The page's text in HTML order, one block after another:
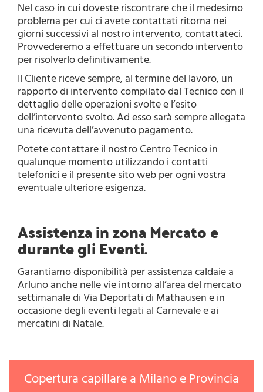
Nel caso in cui doveste riscontrare che il medesimo
problema per cui ci avete contattati ritorna nei
giorni successivi al nostro intervento, contattateci.
Provvederemo a effettuare un secondo intervento
per risolverlo definitivamente.
Il Cliente riceve sempre, al termine del lavoro, un
rapporto di intervento compilato dal Tecnico con il
dettaglio delle operazioni svolte e l’esito
dell’intervento svolto. Ad esso sarà sempre allegata
una ricevuta dell’avvenuto pagamento.
Potete contattare il nostro Centro Tecnico in
qualunque momento utilizzando i contatti
telefonici e il presente sito web per ogni vostra
eventuale ulteriore esigenza.
Assistenza in zona Mercato e
durante gli Eventi.
Garantiamo disponibilità per assistenza caldaie a
Arluno anche nelle vie intorno all’area del mercato
settimanale di Via Deportati di Mathausen e in
occasione degli eventi legati al Carnevale e ai
mercatini di Natale.
Copertura capillare a Milano e Provincia